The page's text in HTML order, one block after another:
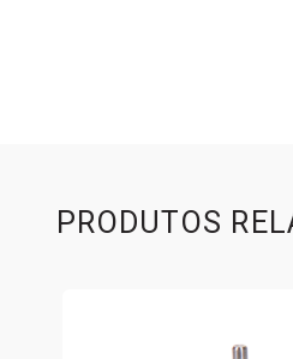
PRODUTOS